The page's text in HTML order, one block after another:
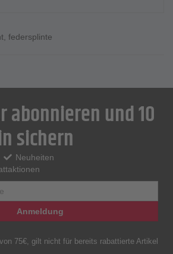
, federsplinte
abonnieren und 10
sichern
Neuheiten
Anmeldung
75€, gilt nicht für bereits rabattierte Artikel